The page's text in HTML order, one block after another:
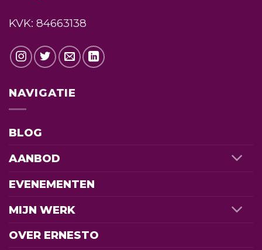
KVK: 84663138
NAVIGATIE
BLOG
AANBOD
EVENEMENTEN
MIJN WERK
OVER ERNESTO